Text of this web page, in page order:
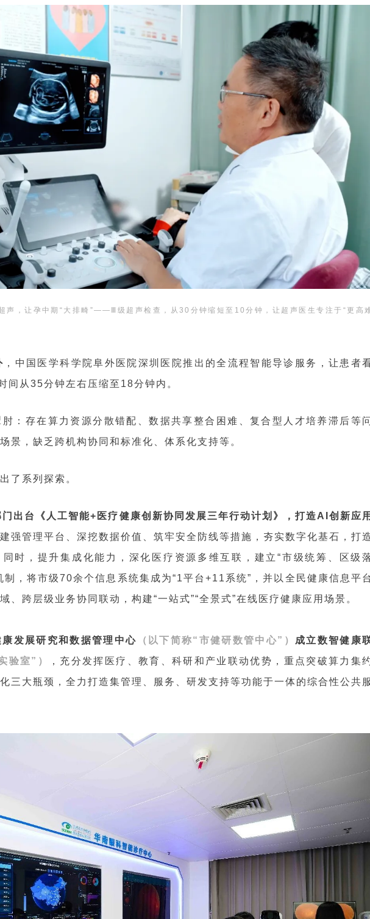
声，让孕中期“大排畸”——Ⅲ级超声检查，从30分钟缩短至10分钟，让超声医生专注于“更高
，中国医学科学院阜外医院深圳医院推出的全流程智能导诊服务，让患者
间从35分钟左右压缩至18分钟内。
：存在算力资源分散错配、数据共享整合困难、复合型人才培养滞后等
景，缺乏跨机构协同和标准化、体系化支持等。
了系列探索。
出台《人工智能+医疗健康创新协同发展三年行动计划》，打造AI创新应
强管理平台、深挖数据价值、筑牢安全防线等措施，夯实数字化基石，打
同时，提升集成化能力，深化医疗资源多维互联，建立“市级统筹、区级
制，将市级70余个信息系统集成为“1平台+11系统”，并以全民健康信息平
、跨层级业务协同联动，构建“一站式”“全景式”在线医疗健康应用场景。
发展研究和数据管理中心 （以下简称“市健研数管中心”） 成立数智健康
验室”）
，充分发挥医疗、教育、科研和产业联动优势，重点突破算力集
三大瓶颈，全力打造集管理、服务、研发支持等功能于一体的综合性公共